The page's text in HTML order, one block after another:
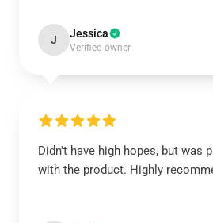
J Jessica
Verified owner
Didn't have high hopes, but was
with the product. Highly